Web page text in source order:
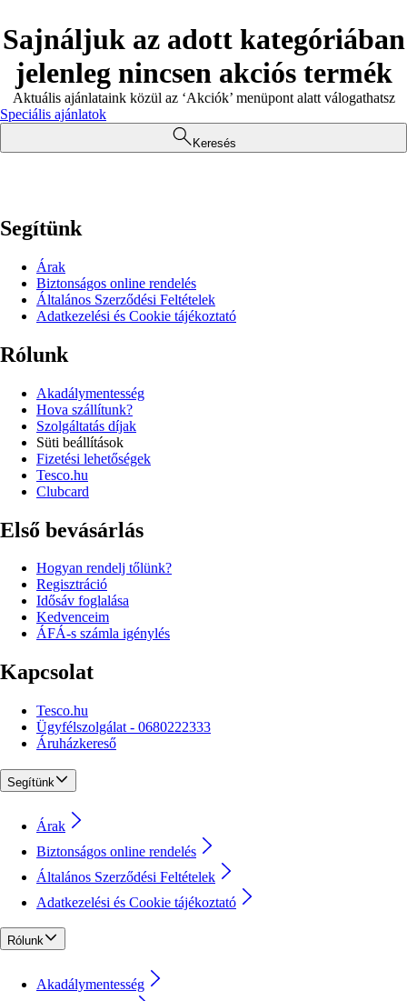
Sajnáljuk az adott kategóriában
jelenleg nincsen akciós termék
Aktuális ajánlataink közül az ‘Akciók’ menüpont alatt válogathatsz
Speciális ajánlatok
Keresés
Segítünk
Árak
Biztonságos online rendelés
Általános Szerződési Feltételek
Adatkezelési és Cookie tájékoztató
Rólunk
Akadálymentesség
Hova szállítunk?
Szolgáltatás díjak
Süti beállítások
Fizetési lehetőségek
Tesco.hu
Clubcard
Első bevásárlás
Hogyan rendelj tőlünk?
Regisztráció
Idősáv foglalása
Kedvenceim
ÁFÁ-s számla igénylés
Kapcsolat
Tesco.hu
Ügyfélszolgálat - 0680222333
Áruházkereső
Segítünk
Árak
Biztonságos online rendelés
Általános Szerződési Feltételek
Adatkezelési és Cookie tájékoztató
Rólunk
Akadálymentesség